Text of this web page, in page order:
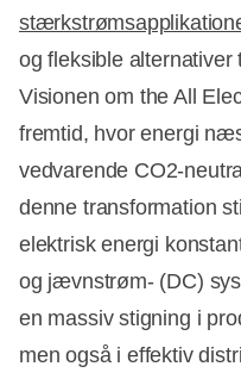
og fleksible alternativer
Visionen om the All
fremtid, hvor energi
vedvarende CO2-
denne transformation
elektrisk energi
og jævnstrøm- (DC)
en massiv stigning i
men også i effektiv